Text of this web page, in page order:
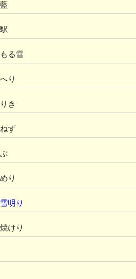
る雪
り
き
ず
り
雪明り
けり